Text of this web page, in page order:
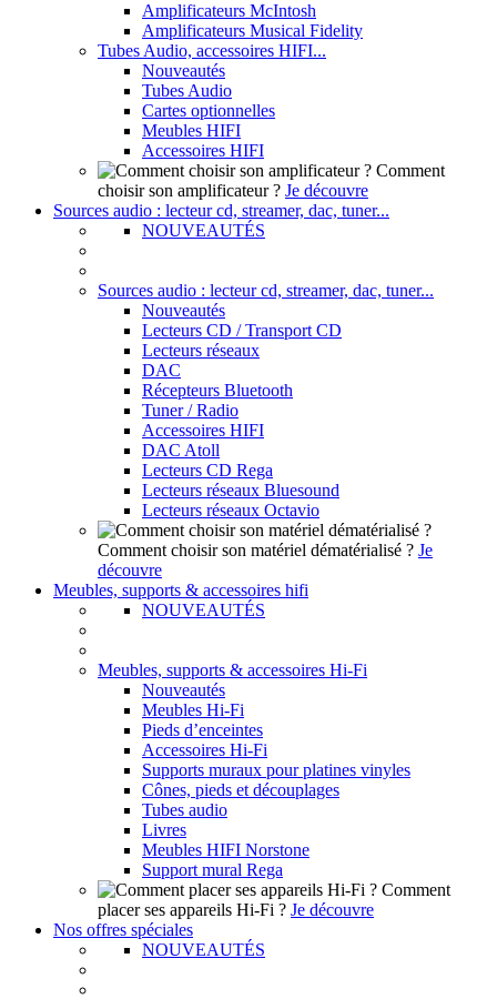
Amplificateurs McIntosh
Amplificateurs Musical Fidelity
Tubes Audio, accessoires HIFI...
Nouveautés
Tubes Audio
Cartes optionnelles
Meubles HIFI
Accessoires HIFI
Comment
choisir son amplificateur ? Je découvre
Sources audio : lecteur cd, streamer, dac, tuner...
NOUVEAUTÉS
Sources audio : lecteur cd, streamer, dac, tuner...
Nouveautés
Lecteurs CD / Transport CD
Lecteurs réseaux
DAC
Récepteurs Bluetooth
Tuner / Radio
Accessoires HIFI
DAC Atoll
Lecteurs CD Rega
Lecteurs réseaux Bluesound
Lecteurs réseaux Octavio
Comment choisir son matériel dématérialisé ? Je
découvre
Meubles, supports & accessoires hifi
NOUVEAUTÉS
Meubles, supports & accessoires Hi-Fi
Nouveautés
Meubles Hi-Fi
Pieds d’enceintes
Accessoires Hi-Fi
Supports muraux pour platines vinyles
Cônes, pieds et découplages
Tubes audio
Livres
Meubles HIFI Norstone
Support mural Rega
Comment
placer ses appareils Hi-Fi ? Je découvre
Nos offres spéciales
NOUVEAUTÉS